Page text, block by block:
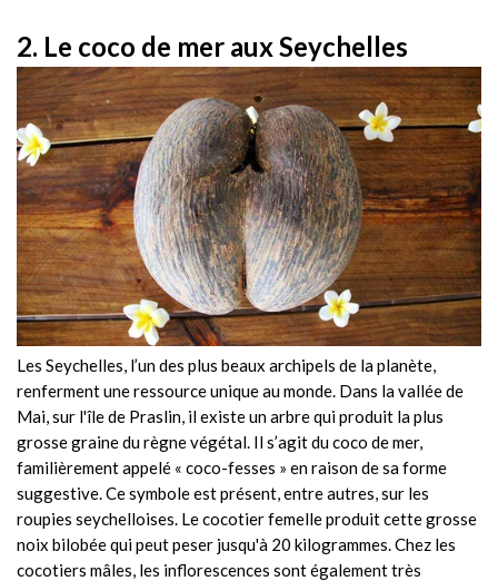
2. Le coco de mer aux Seychelles
Les Seychelles, l’un des plus beaux archipels de la planète,
renferment une ressource unique au monde. Dans la vallée de
Mai, sur l'île de Praslin, il existe un arbre qui produit la plus
grosse graine du règne végétal. Il s’agit du coco de mer,
familièrement appelé « coco-fesses » en raison de sa forme
suggestive. Ce symbole est présent, entre autres, sur les
roupies seychelloises. Le cocotier femelle produit cette grosse
noix bilobée qui peut peser jusqu'à 20 kilogrammes. Chez les
cocotiers mâles, les inflorescences sont également très